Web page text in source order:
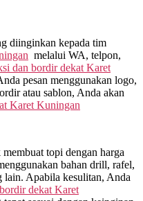
diinginkan kepada tim
melalui WA, telpon,
dan bordir dekat Karet
pesan menggunakan logo,
atau sablon, Anda akan
Karet Kuningan
topi dengan harga
bahan drill, rafel,
lain. Apabila kesulitan, Anda
dekat Karet